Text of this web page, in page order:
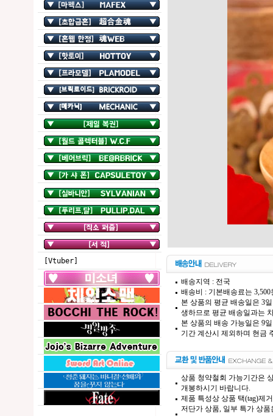
[Vtuber]
배송지역 : 전국
배송비 : 기본배송료는
본 상품의 평균 배송일은 3
생하므로 평균 배송일과는
본 상품의 배송 가능일은 9
기간 계산시 제외하며 현금
상품 청약철회 가능기간은
개봉하시기 바랍니다.
제품 특성상 상품 택(tag)제
저단가 상품, 일부 특가 상